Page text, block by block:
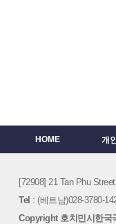
HOME 개
[72908] 21 Tan Phu
Tel : (베트남)028-3780-
Copyright 호치민시한국